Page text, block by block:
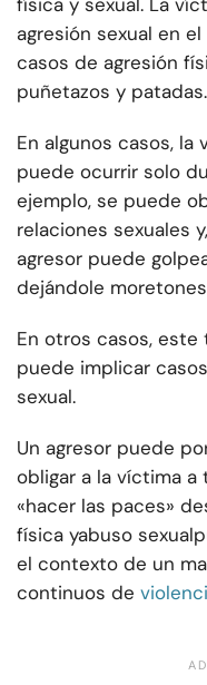
agresión sexual en
casos de agresión
puñetazos y patadas.
En algunos casos,
puede ocurrir solo
ejemplo, se puede
relaciones sexuales
agresor puede
dejándole
En otros casos,
puede implicar
sexual.
Un agresor puede
obligar a la víctima a
«hacer las paces»
física yabuso sexual
el contexto de un
continuos de